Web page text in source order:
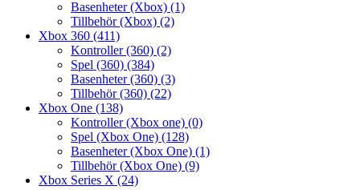
Basenheter (Xbox) (1)
Tillbehör (Xbox) (2)
Xbox 360 (411)
Kontroller (360) (2)
Spel (360) (384)
Basenheter (360) (3)
Tillbehör (360) (22)
Xbox One (138)
Kontroller (Xbox one) (0)
Spel (Xbox One) (128)
Basenheter (Xbox One) (1)
Tillbehör (Xbox One) (9)
Xbox Series X (24)